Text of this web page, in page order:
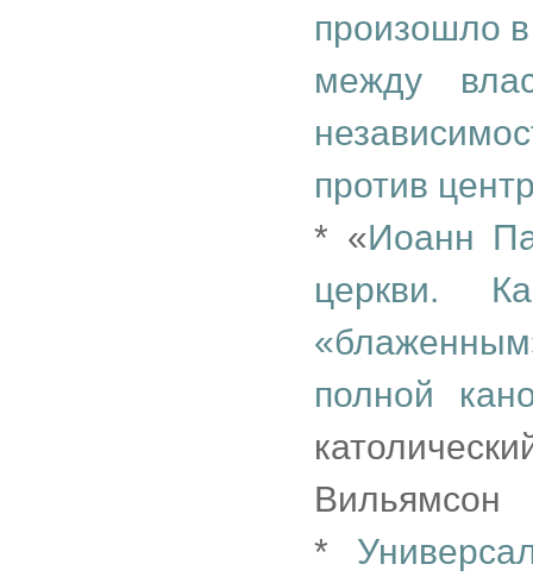
произошло
между
против
* «Иоанн
церкви.
полной
Вильямсон
*